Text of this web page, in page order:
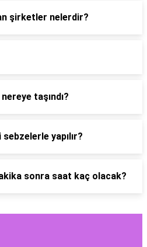
şirketler nelerdir?
taşındı?
yapılır?
sonra saat kaç olacak?